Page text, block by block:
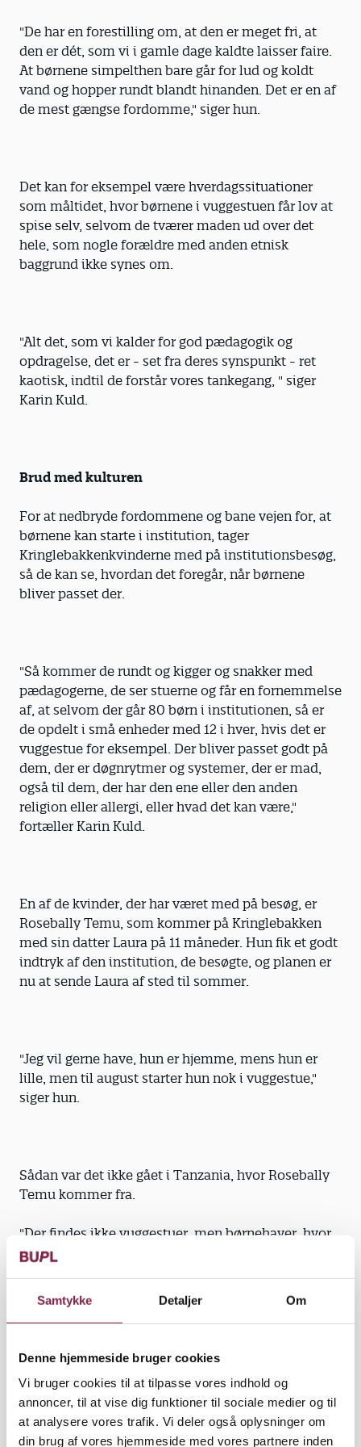
Samtykke Detaljer Om
Denne hjemmeside bruger cookies
Vi bruger cookies til at tilpasse vores indhold og
annoncer, til at vise dig funktioner til sociale medier og til
at analysere vores trafik. Vi deler også oplysninger om
din brug af vores hjemmeside med vores partnere inden
"De har en forestilling om, at den er meget fri, at
den er dét, som vi i gamle dage kaldte laisser faire.
At børnene simpelthen bare går for lud og koldt
vand og hopper rundt blandt hinanden. Det er en af
de mest gængse fordomme," siger hun.
Det kan for eksempel være hverdagssitua­tioner
som måltidet, hvor børnene i vuggestuen får lov at
spise selv, selvom de tværer maden ud over det
hele, som nogle forældre med anden etnisk
baggrund ikke synes om.
"Alt det, som vi kalder for god pædagogik og
opdragelse, det er - set fra deres synspunkt - ret
kaotisk, indtil de forstår vores tankegang, " siger
Karin Kuld.
Brud med kulturen
For at nedbryde fordommene og bane vejen for, at
børnene kan starte i institution, tager
Kringlebakken­kvinderne med på institutionsbesøg,
så de kan se, hvordan det foregår, når børnene
bliver passet der.
"Så kommer de rundt og kigger og snakker med
pædagogerne, de ser stuerne og får en fornemmelse
af, at selvom der går 80 børn i institutionen, så er
de opdelt i små enheder med 12 i hver, hvis det er
vuggestue for eksempel. Der bliver passet godt på
dem, der er døgnrytmer og systemer, der er mad,
også til dem, der har den ene eller den anden
religion eller allergi, eller hvad det kan være,"
fortæller Karin Kuld.
En af de kvinder, der har været med på besøg, er
Rosebally Temu, som kommer på Kringlebakken
med sin datter Laura på 11 måneder. Hun fik et godt
indtryk af den institution, de besøgte, og planen er
nu at sende Laura af sted til sommer.
"Jeg vil gerne have, hun er hjemme, mens hun er
lille, men til august starter hun nok i vuggestue,"
siger hun.
Sådan var det ikke gået i Tanzania, hvor ­Rosebally
Temu kommer fra.
"Der findes ikke vuggestuer, men børne­haver, hvor
børnene starter, når de er fire-fem år," fortæller hun.
gør i Danmark, kan være rigtigt svært for kvinder,
der står med ét ben i hver lejr.